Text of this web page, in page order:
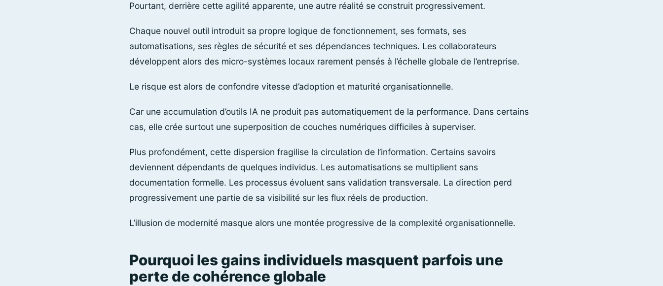
Pourtant, derrière cette agilité apparente, une autre réalité se construit progressivement.
Chaque nouvel outil introduit sa propre logique de fonctionnement, ses formats, ses
automatisations, ses règles de sécurité et ses dépendances techniques. Les collaborateurs
développent alors des micro-systèmes locaux rarement pensés à l’échelle globale de l’entreprise.
Le risque est alors de confondre vitesse d’adoption et maturité organisationnelle.
Car une accumulation d’outils IA ne produit pas automatiquement de la performance. Dans certains
cas, elle crée surtout une superposition de couches numériques difficiles à superviser.
Plus profondément, cette dispersion fragilise la circulation de l’information. Certains savoirs
deviennent dépendants de quelques individus. Les automatisations se multiplient sans
documentation formelle. Les processus évoluent sans validation transversale. La direction perd
progressivement une partie de sa visibilité sur les flux réels de production.
L’illusion de modernité masque alors une montée progressive de la complexité organisationnelle.
Pourquoi les gains individuels masquent parfois une
perte de cohérence globale